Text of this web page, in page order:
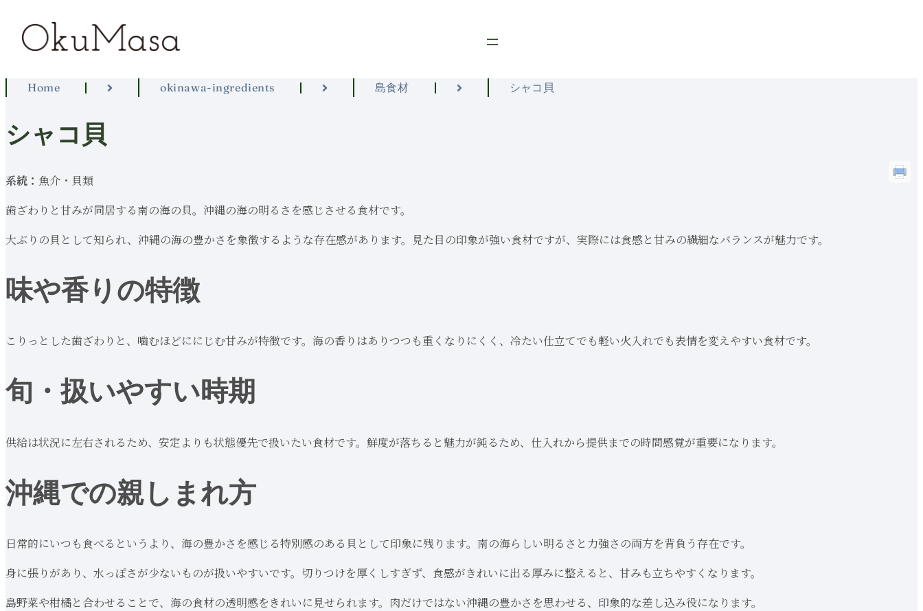
Home okinawa-ingredients 島食材 シャコ貝
シャコ貝
系統： 魚介・貝類
歯ざわりと甘みが同居する南の海の貝。沖縄の海の明るさを感じさせる食材です。
大ぶりの貝として知られ、沖縄の海の豊かさを象徴するような存在感があります。見た目の印象が強い食材ですが、実際には食感と甘みの繊細なバランスが魅力です。
味や香りの特徴
こりっとした歯ざわりと、噛むほどににじむ甘みが特徴です。海の香りはありつつも重くなりにくく、冷たい仕立てでも軽い火入れでも表情を変えやすい食材です。
旬・扱いやすい時期
供給は状況に左右されるため、安定よりも状態優先で扱いたい食材です。鮮度が落ちると魅力が鈍るため、仕入れから提供までの時間感覚が重要になります。
沖縄での親しまれ方
日常的にいつも食べるというより、海の豊かさを感じる特別感のある貝として印象に残ります。南の海らしい明るさと力強さの両方を背負う存在です。
身に張りがあり、水っぽさが少ないものが扱いやすいです。切りつけを厚くしすぎず、食感がきれいに出る厚みに整えると、甘みも立ちやすくなります。
島野菜や柑橘と合わせることで、海の食材の透明感をきれいに見せられます。肉だけではない沖縄の豊かさを思わせる、印象的な差し込み役になります。